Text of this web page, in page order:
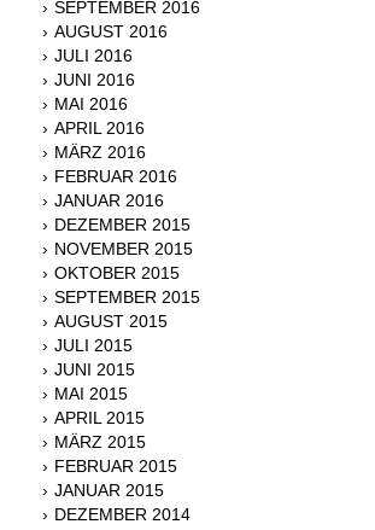
SEPTEMBER 2016
AUGUST 2016
JULI 2016
JUNI 2016
MAI 2016
APRIL 2016
MÄRZ 2016
FEBRUAR 2016
JANUAR 2016
DEZEMBER 2015
NOVEMBER 2015
OKTOBER 2015
SEPTEMBER 2015
AUGUST 2015
JULI 2015
JUNI 2015
MAI 2015
APRIL 2015
MÄRZ 2015
FEBRUAR 2015
JANUAR 2015
DEZEMBER 2014